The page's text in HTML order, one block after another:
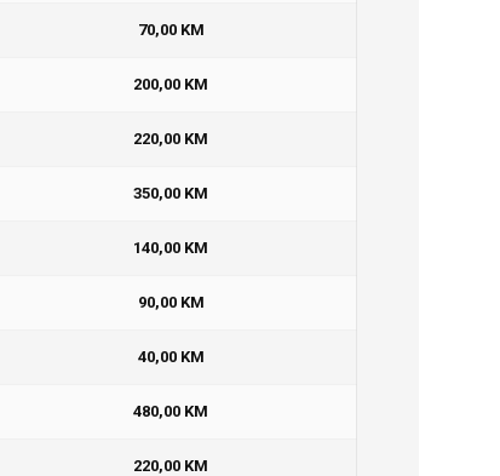
70,00 KM
200,00 KM
220,00 KM
350,00 KM
140,00 KM
90,00 KM
40,00 KM
480,00 KM
220,00 KM